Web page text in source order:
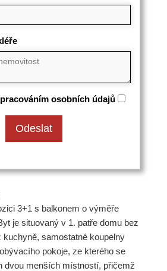
osobních údajů
3+1 s balkonem o výměře
je situovaný v 1. patře domu bez
samostatné koupelny
pokoje, ze kterého se
dvou menších místností, přičemž